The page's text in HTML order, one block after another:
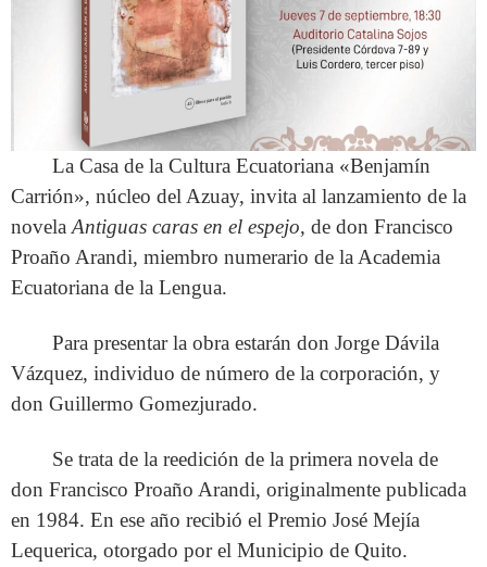
La Casa de la Cultura Ecuatoriana «Benjamín
Carrión», núcleo del Azuay, invita al lanzamiento de la
novela Antiguas caras en el espejo, de don Francisco
Proaño Arandi, miembro numerario de la Academia
Ecuatoriana de la Lengua.
Para presentar la obra estarán don Jorge Dávila
Vázquez, individuo de número de la corporación, y
don Guillermo Gomezjurado.
Se trata de la reedición de la primera novela de
don Francisco Proaño Arandi, originalmente publicada
en 1984. En ese año recibió el Premio José Mejía
Lequerica, otorgado por el Municipio de Quito.